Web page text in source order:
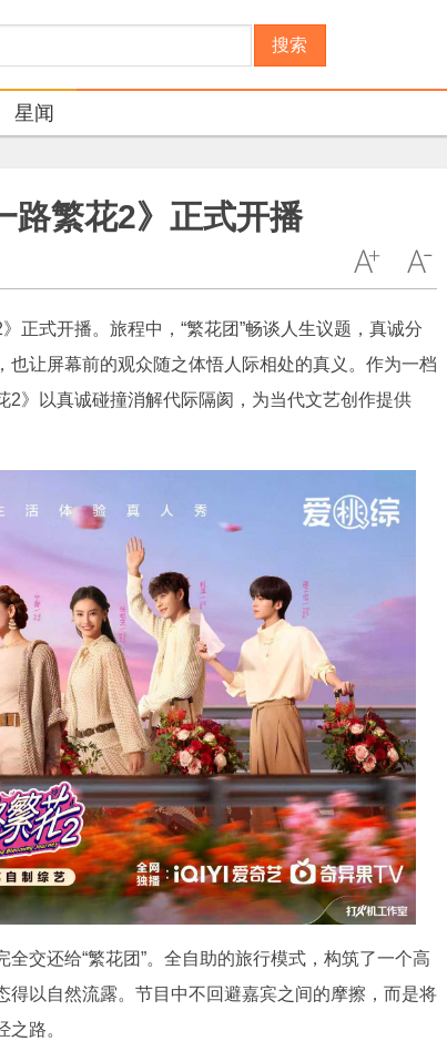
搜索
星闻
路繁花2》正式开播
式开播。旅程中，“繁花团”畅谈人生议题，真诚分
让屏幕前的观众随之体悟人际相处的真义。作为一档
》以真诚碰撞消解代际隔阂，为当代文艺创作提供
还给“繁花团”。全自助的旅行模式，构筑了一个高
以自然流露。节目中不回避嘉宾之间的摩擦，而是将
路。